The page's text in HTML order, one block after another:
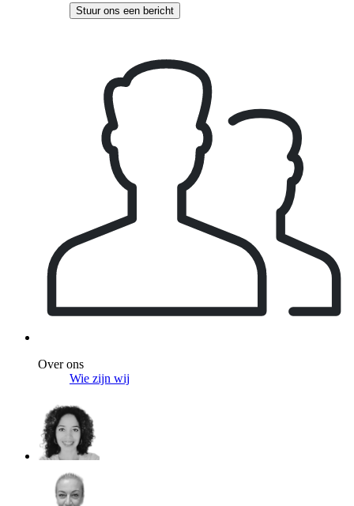
Stuur ons een bericht
Over ons
Wie zijn wij